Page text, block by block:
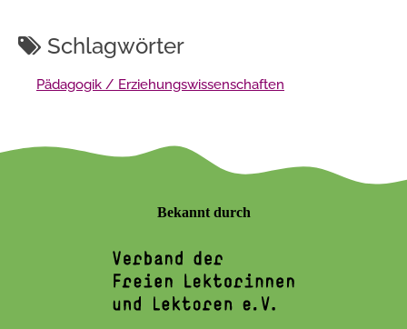
Schlagwörter
Pädagogik / Erziehungswissenschaften
Bekannt durch